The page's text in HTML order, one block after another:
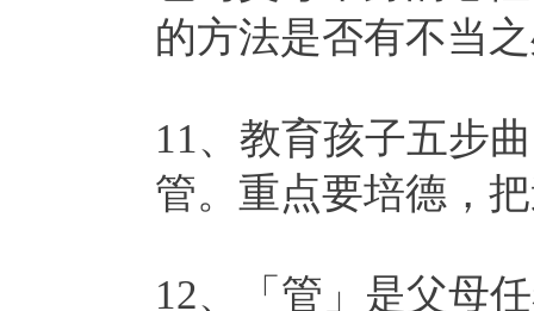
的方法是否有不当
11、教育孩子五步
管。重点要培德，
12、「管」是父母